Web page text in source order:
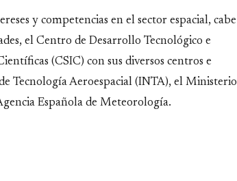
y competencias en el sector espacial, cabe
el Centro de Desarrollo Tecnológico e
(CSIC) con sus diversos centros e
Tecnología Aeroespacial (INTA), el Ministerio
Española de Meteorología.